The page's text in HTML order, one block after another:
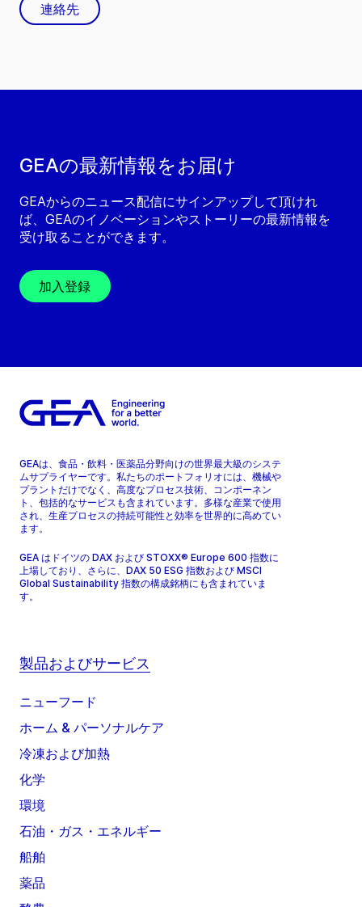
GEAの最新情報をお届け
GEAからのニュース配信にサインアップして頂けれ
ば、GEAのイノベーションやストーリーの最新情報を
受け取ることができます。
加入登録
連絡先
GEAは、食品・飲料・医薬品分野向けの世界最大級のシステ
ムサプライヤーです。私たちのポートフォリオには、機械や
プラントだけでなく、高度なプロセス技術、コンポーネン
ト、包括的なサービスも含まれています。多様な産業で使用
され、生産プロセスの持続可能性と効率を世界的に高めてい
ます。
GEA はドイツの DAX および STOXX® Europe 600 指数に
上場しており、さらに、DAX 50 ESG 指数および MSCI
Global Sustainability 指数の構成銘柄にも含まれていま
す。
製品およびサービス
ニューフード
ホーム & パーソナルケア
冷凍および加熱
化学
環境
石油・ガス・エネルギー
船舶
薬品